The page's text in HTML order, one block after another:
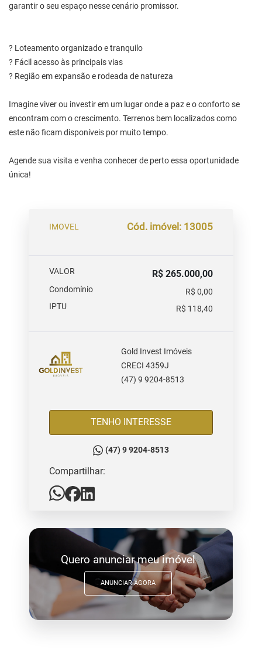
garantir o seu espaço nesse cenário promissor.
? Loteamento organizado e tranquilo
? Fácil acesso às principais vias
? Região em expansão e rodeada de natureza
Imagine viver ou investir em um lugar onde a paz e o conforto se
encontram com o crescimento. Terrenos bem localizados como
este não ficam disponíveis por muito tempo.
Agende sua visita e venha conhecer de perto essa oportunidade
única!
IMOVEL Cód. imóvel: 13005
VALOR R$ 265.000,00
Condomínio
R$ 0,00
IPTU
R$ 118,40
Gold Invest Imóveis
CRECI 4359J
(47) 9 9204-8513
TENHO INTERESSE
(47) 9 9204-8513
Compartilhar:
Quero anunciar meu imóvel
ANUNCIAR AGORA